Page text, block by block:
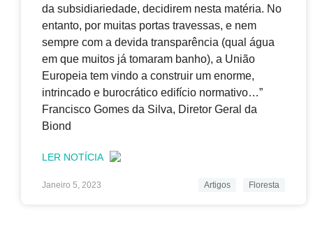
da subsidiariedade, decidirem nesta matéria. No
entanto, por muitas portas travessas, e nem
sempre com a devida transparência (qual água
em que muitos já tomaram banho), a União
Europeia tem vindo a construir um enorme,
intrincado e burocrático edifício normativo…”
Francisco Gomes da Silva, Diretor Geral da
Biond
LER NOTÍCIA
Janeiro 5, 2023 Artigos Floresta